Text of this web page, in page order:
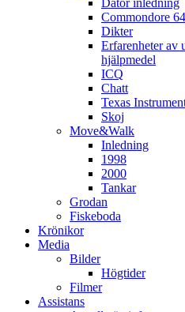
Commondore 64
Dikter
Erfarenheter av
hjälpmedel
ICQ
Chatt
Texas
Skoj
Move&Walk
Inledning
1998
2000
Tankar
Grodan
Fiskeboda
Krönikor
Media
Bilder
Högtider
Filmer
Assistans